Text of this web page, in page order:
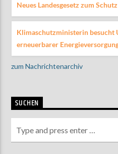
Neues Landesgesetz zum
Klimaschutzministerin besucht
erneuerbarer
zum Nachrichtenarchiv
SUCHEN